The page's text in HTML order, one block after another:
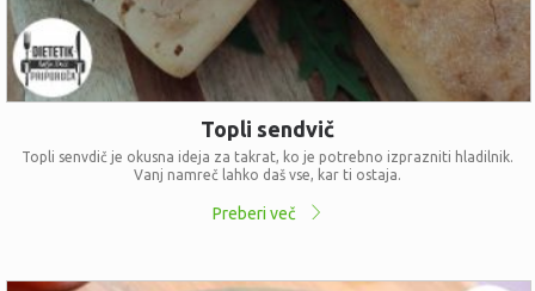
Topli sendvič
Topli senvdič je okusna ideja za takrat, ko je potrebno izprazniti hladilnik.
Vanj namreč lahko daš vse, kar ti ostaja.
Preberi več